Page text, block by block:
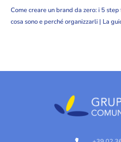
Come creare un brand da zero: i 5
cosa sono e perché organizzarli | La